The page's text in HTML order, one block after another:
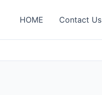
HOME Contact Us